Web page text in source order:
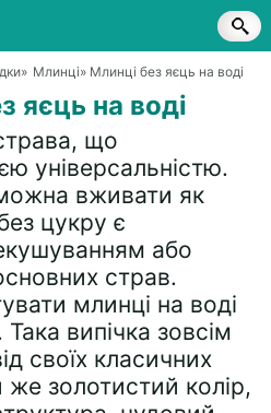
» Млинці» Млинці без яєць на воді
яєць на воді
що
універсальністю.
вживати як
цукру є
або
страв.
млинці на воді
випічка зовсім
своїх класичних
же золотистий колір,